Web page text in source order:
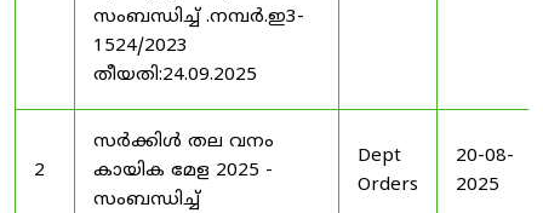
സംബന്ധിച്ച് .നമ്പർ.ഇ3-
1524/2023
തീയതി:24.09.2025
2
സർക്കിൾ തല വനം
കായിക മേള 2025 -
സംബന്ധിച്ച്
Dept
Orders
20-08-
2025